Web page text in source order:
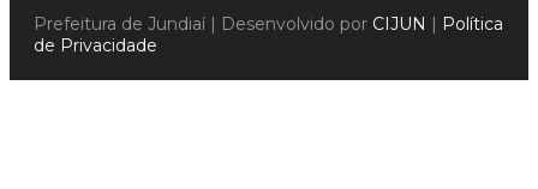
Prefeitura de Jundiaí | Desenvolvido por CIJUN
Política
de Privacidade